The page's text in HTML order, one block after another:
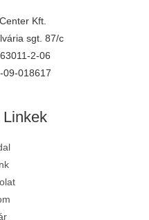
Kft.
sgt. 87/c
2-06
09-018617